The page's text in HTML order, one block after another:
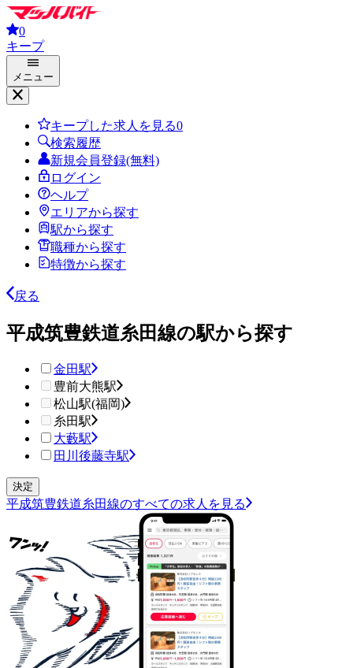
0
キープ
メニュー
キープした求人を見る0
検索履歴
新規会員登録(無料)
ログイン
ヘルプ
エリアから探す
駅から探す
職種から探す
特徴から探す
戻る
平成筑豊鉄道糸田線の駅から探す
金田駅
豊前大熊駅
松山駅(福岡)
糸田駅
大藪駅
田川後藤寺駅
平成筑豊鉄道糸田線のすべての求人を見る